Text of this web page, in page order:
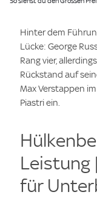
Hinter dem
Lücke: George
Rang vier,
Rückstand auf
Max Verstappen
Piastri ein.
Leistung
für